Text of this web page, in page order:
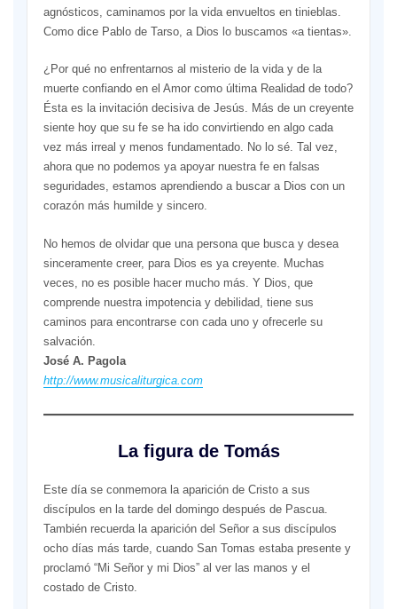
agnósticos, caminamos por la vida envueltos en tinieblas.
Como dice Pablo de Tarso, a Dios lo buscamos «a tientas».
¿Por qué no enfrentarnos al misterio de la vida y de la
muerte confiando en el Amor como última Realidad de todo?
Ésta es la invitación decisiva de Jesús. Más de un creyente
siente hoy que su fe se ha ido convirtiendo en algo cada
vez más irreal y menos fundamentado. No lo sé. Tal vez,
ahora que no podemos ya apoyar nuestra fe en falsas
seguridades, estamos aprendiendo a buscar a Dios con un
corazón más humilde y sincero.
No hemos de olvidar que una persona que busca y desea
sinceramente creer, para Dios es ya creyente. Muchas
veces, no es posible hacer mucho más. Y Dios, que
comprende nuestra impotencia y debilidad, tiene sus
caminos para encontrarse con cada uno y ofrecerle su
salvación.
José A. Pagola
http://www.musicaliturgica.com
La figura de Tomás
Este día se conmemora la aparición de Cristo a sus
discípulos en la tarde del domingo después de Pascua.
También recuerda la aparición del Señor a sus discípulos
ocho días más tarde, cuando San Tomas estaba presente y
proclamó “Mi Señor y mi Dios” al ver las manos y el
costado de Cristo.